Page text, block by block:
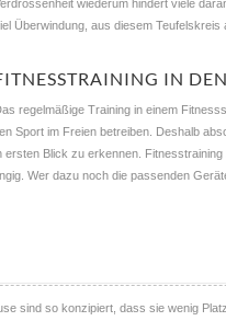
wiederum hindert viele
Überwindung, aus diesem Teufelskreis
IN
regelmäßige Training in einem
Sport im Freien betreiben. Deshalb
ersten Blick zu erkennen.
Wer dazu noch die passenden
sind so konzipiert, dass sie wenig